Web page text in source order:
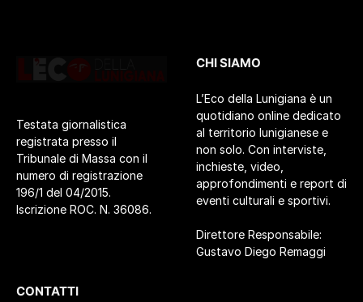
Testata giornalistica
registrata presso il
Tribunale di Massa con il
numero di registrazione
196/1 del 04/2015.
Iscrizione ROC. N. 36086.
CHI SIAMO
L’Eco della Lunigiana è un
quotidiano online dedicato
al territorio lunigianese e
non solo. Con interviste,
inchieste, video,
approfondimenti e report di
eventi culturali e sportivi.
Direttore Responsabile:
Gustavo Diego Remaggi
CONTATTI